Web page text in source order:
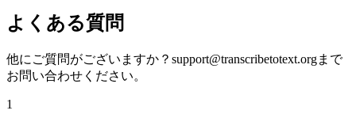
よくある質問
他にご質問がございますか？ support@transcribetotext.orgまで
お問い合わせください。
1